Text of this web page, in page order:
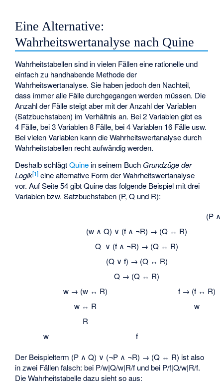
Eine Alternative:
Wahrheitswertanalyse nach Quine
Wahrheitstabellen sind in vielen Fällen eine rationelle und
einfach zu handhabende Methode der
Wahrheitswertanalyse. Sie haben jedoch den Nachteil,
dass immer alle Fälle durchgegangen werden müssen. Die
Anzahl der Fälle steigt aber mit der Anzahl der Variablen
(Satzbuchstaben) im Verhältnisan. Bei 2 Variablen gibt es
4 Fälle, bei 3 Variablen 8 Fälle, bei 4 Variablen 16 Fälle usw.
Bei vielen Variablen kann die Wahrheitswertanalyse durch
Wahrheitstabellen recht aufwändig werden.
Deshalb schlägtQuine in seinem Buch Grundzüge der
Logik[1] eine alternative Form der Wahrheitswertanalyse
vor. Auf Seite 54 gibt Quine das folgende Beispiel mit drei
Variablen bzw. Satzbuchstaben (P, Q und R):
(P
(w ∧ Q) ∨ (f ∧ ¬R) → (Q ↔ R)
Q ∨ (f ∧ ¬R) → (Q ↔ R)
(Q ∨ f) → (Q ↔ R)
Q → (Q ↔ R)
w → (w ↔ R)
f → (f ↔ R)
w ↔ R
w
R
w
f
Der Beispielterm (P ∧ Q) ∨ (¬P ∧ ¬R) → (Q ↔ R) ist also
in zwei Fällen falsch: bei P/w|Q/w|R/f und bei P/f|Q/w|R/f.
Die Wahrheitstabelle dazu sieht so aus: